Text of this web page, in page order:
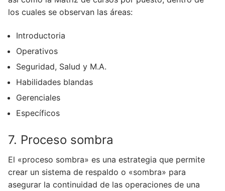
los cuales se observan las áreas:
Introductoria
Operativos
Seguridad, Salud y M.A.
Habilidades blandas
Gerenciales
Específicos
7. Proceso sombra
El «proceso sombra» es una estrategia que permite
crear un sistema de respaldo o «sombra» para
asegurar la continuidad de las operaciones de una